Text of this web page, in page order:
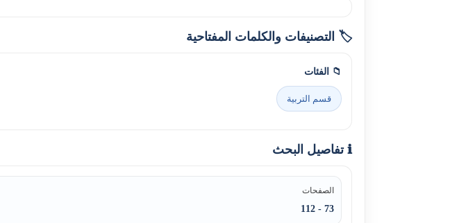
🏷️ التصنيفات والكلمات المفتاحية
📁 الفئات
قسم التربية
ℹ️ تفاصيل البحث
الصفحات
73 - 112